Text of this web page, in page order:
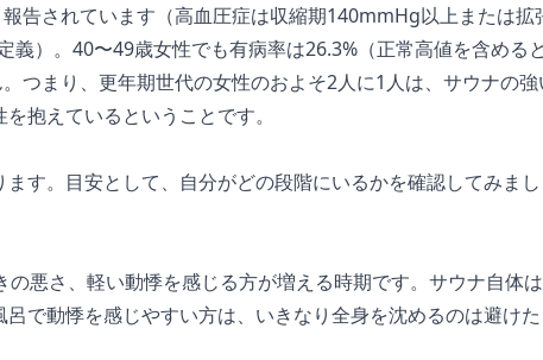
告されています（高血圧症は収縮期140mmHg以上または拡
）。40〜49歳女性でも有病率は26.3%（正常高値を含めると
つまり、更年期世代の女性のおよそ2人に1人は、サウナの強
抱えているということです。
す。目安として、自分がどの段階にいるかを確認してみまし
悪さ、軽い動悸を感じる方が増える時期です。サウナ自体は
で動悸を感じやすい方は、いきなり全身を沈めるのは避けた